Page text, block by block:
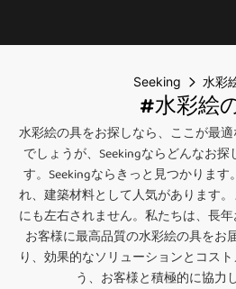
Seeking 水彩
#水彩絵
水彩絵の具をお探しなら、ここが最
でしょうが、Seekingならどんなお
す。Seekingならきっと見つかりま
れ、建築材料として人気があります
にも左右されません。私たちは、長
お客様に最高品質の水彩絵の具をお
り、効果的なソリューションとコス
う、お客様と積極的に協力